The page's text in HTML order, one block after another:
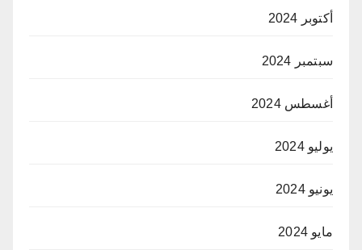
أكتوبر 2024
سبتمبر 2024
أغسطس 2024
يوليو 2024
يونيو 2024
مايو 2024